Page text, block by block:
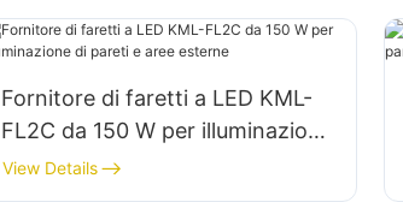
Fornitore di faretti a LED KML-
FL2C da 150 W per illuminazione
di pareti e aree esterne
View Details